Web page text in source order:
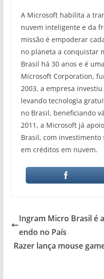
A Microsoft habilita a
nuvem inteligente e da
missão é empoderar
no planeta a conquistar
Brasil há 30 anos e é
Microsoft Corporation,
2003, a empresa
levando tecnologia
no Brasil, beneficiando
2011, a Microsoft já
Brasil, com investimento
em créditos em nuvem.
Ingram Micro Brasil é
endo no País
Razer lança mouse